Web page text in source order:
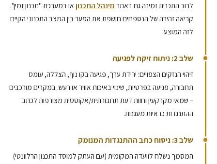
לרוב התכנית זמינה גם באתר מינהל התכנון או במערכת "תכנון זמין".
קריאה זהירה של הנספחים חושפת את הפער בין המצב התכנוני הקיים
לזה המוצע.
שלב 2: ניתוח זיקה לפגיעה
זיהוי הנזקים הצפויים: ירידת ערך, פגיעה בקו נוף, הצללה, עומס
תחבורה, פגיעה בפרטיות, שינוי באיכות אוויר או רעש. במקרים מורכבים
– שמאי מקרקעין וחוות דעת תחבורתית/אקוסטית מצורפות לכתב
ההתנגדות כראיות מעגנות.
שלב 3: ניסוח כתב ההתנגדות המנומק
המסמך נשלח לוועדה המקומית (עם העתק למוסד התכנון הרלוונטי)